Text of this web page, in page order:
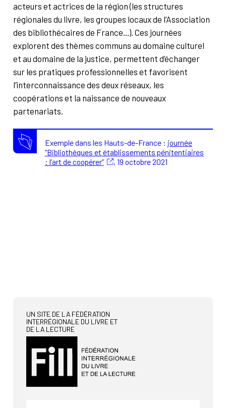
acteurs et actrices de la région (les structures
régionales du livre, les groupes locaux de l’Association
des bibliothécaires de France...). Ces journées
explorent des thèmes communs au domaine culturel
et au domaine de la justice, permettent d’échanger
sur les pratiques professionnelles et favorisent
l’interconnaissance des deux réseaux, les
coopérations et la naissance de nouveaux
partenariats.
Exemple dans les Hauts-de-France : journée
“Bibliothèques et établissements pénitentiaires
: l’art de coopérer”
, 19 octobre 2021
UN SITE DE LA FÉDÉRATION
INTERRÉGIONALE DU LIVRE ET
DE LA LECTURE